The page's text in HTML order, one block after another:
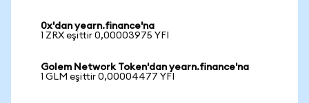
0x'dan yearn.finance'na
1 ZRX eşittir 0,00003975 YFI
Golem Network Token'dan yearn.finance'na
1 GLM eşittir 0,00004477 YFI